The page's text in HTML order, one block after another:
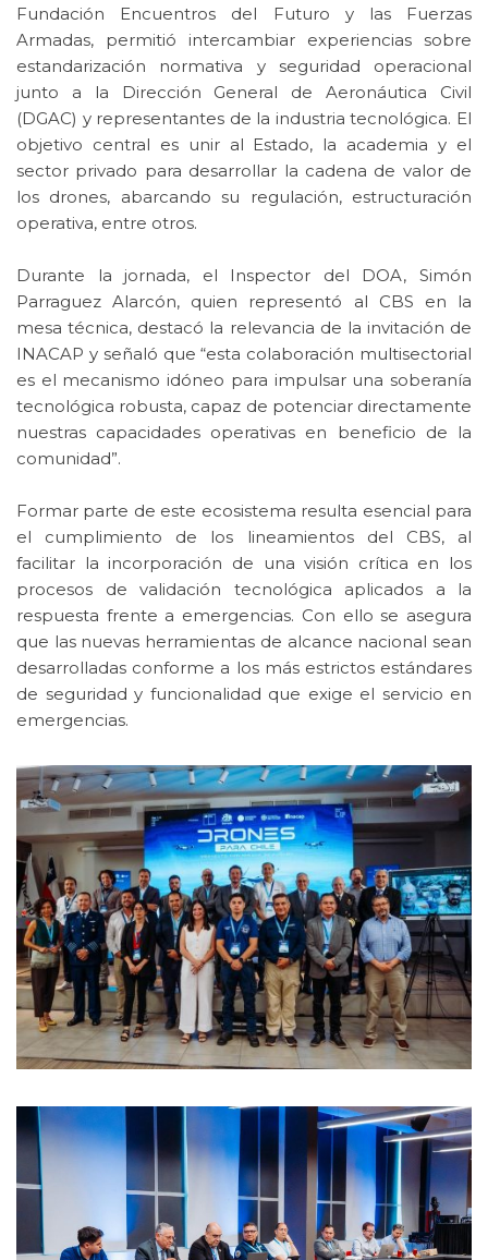
Fundación Encuentros del Futuro y las Fuerzas
Armadas, permitió intercambiar experiencias sobre
estandarización normativa y seguridad operacional
junto a la Dirección General de Aeronáutica Civil
(DGAC) y representantes de la industria tecnológica. El
objetivo central es unir al Estado, la academia y el
sector privado para desarrollar la cadena de valor de
los drones, abarcando su regulación, estructuración
operativa, entre otros.
Durante la jornada, el Inspector del DOA, Simón
Parraguez Alarcón, quien representó al CBS en la
mesa técnica, destacó la relevancia de la invitación de
INACAP y señaló que “esta colaboración multisectorial
es el mecanismo idóneo para impulsar una soberanía
tecnológica robusta, capaz de potenciar directamente
nuestras capacidades operativas en beneficio de la
comunidad”.
Formar parte de este ecosistema resulta esencial para
el cumplimiento de los lineamientos del CBS, al
facilitar la incorporación de una visión crítica en los
procesos de validación tecnológica aplicados a la
respuesta frente a emergencias. Con ello se asegura
que las nuevas herramientas de alcance nacional sean
desarrolladas conforme a los más estrictos estándares
de seguridad y funcionalidad que exige el servicio en
emergencias.